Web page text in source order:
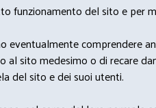
funzionamento del sito e per
comprendere
sito medesimo o di recare
del sito e dei suoi utenti.